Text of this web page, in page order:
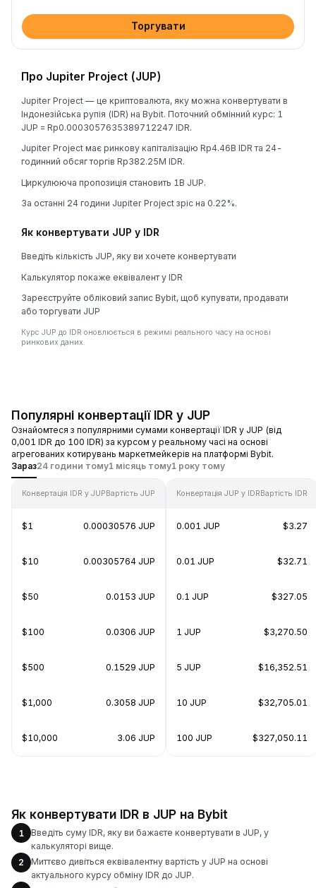
Торгувати
Про Jupiter Project (JUP)
Jupiter Project — це криптовалюта, яку можна конвертувати в
Індонезійська рупія (IDR) на Bybit. Поточний обмінний курс: 1
JUP = Rp0.0003057635389712247 IDR.
Jupiter Project має ринкову капіталізацію Rp4.46B IDR та 24-
годинний обсяг торгів Rp382.25M IDR.
Циркулююча пропозиція становить 1B JUP.
За останні 24 години Jupiter Project зріс на 0.22%.
Як конвертувати JUP у IDR
Введіть кількість JUP, яку ви хочете конвертувати
Калькулятор покаже еквівалент у IDR
Зареєструйте обліковий запис Bybit, щоб купувати, продавати
або торгувати JUP
Курс JUP до IDR оновлюється в режимі реального часу на основі
ринкових даних.
Популярні конвертації IDR у JUP
Ознайомтеся з популярними сумами конвертації IDR у JUP (від
0,001 IDR до 100 IDR) за курсом у реальному часі на основі
агрегованих котирувань маркетмейкерів на платформі Bybit.
Зараз24 години тому1 місяць тому1 року тому
Конвертація IDR у JUPВартість JUP
$1 0.00030576 JUP
$10 0.00305764 JUP
$50 0.0153 JUP
$100 0.0306 JUP
$500 0.1529 JUP
$1,000 0.3058 JUP
$10,000 3.06 JUP
Конвертація JUP у IDRВартість IDR
0.001 JUP $3.27
0.01 JUP $32.71
0.1 JUP $327.05
1 JUP $3,270.50
5 JUP $16,352.51
10 JUP $32,705.01
100 JUP $327,050.11
Як конвертувати IDR в JUP на Bybit
1
Введіть суму IDR, яку ви бажаєте конвертувати в JUP, у
калькуляторі вище.
2
Миттєво дивіться еквівалентну вартість у JUP на основі
актуального курсу обміну IDR до JUP.